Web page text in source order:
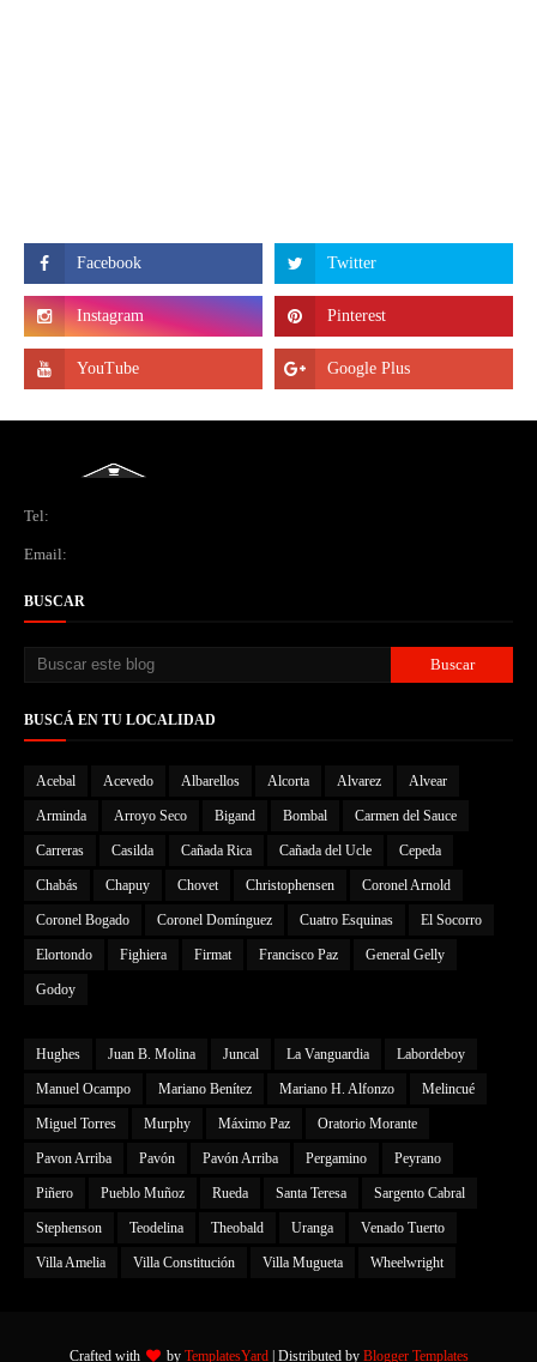
Tel:
Email:
BUSCAR
BUSCÁ EN TU LOCALIDAD
Acebal Acevedo Albarellos Alcorta Alvarez Alvear
Arminda Arroyo Seco Bigand Bombal Carmen del Sauce
Carreras Casilda Cañada Rica Cañada del Ucle Cepeda
Chabás Chapuy Chovet Christophensen Coronel Arnold
Coronel Bogado Coronel Domínguez Cuatro Esquinas El Socorro
Elortondo Fighiera Firmat Francisco Paz General Gelly
Godoy
Hughes Juan B. Molina Juncal La Vanguardia Labordeboy
Manuel Ocampo Mariano Benítez Mariano H. Alfonzo Melincué
Miguel Torres Murphy Máximo Paz Oratorio Morante
Pavon Arriba Pavón Pavón Arriba Pergamino Peyrano
Piñero Pueblo Muñoz Rueda Santa Teresa Sargento Cabral
Stephenson Teodelina Theobald Uranga Venado Tuerto
Villa Amelia Villa Constitución Villa Mugueta Wheelwright
Crafted with by TemplatesYard| Distributed by Blogger Templates